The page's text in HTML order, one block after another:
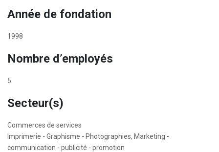
Année de fondation
1998
Nombre d’employés
5
Secteur(s)
Commerces de services
Imprimerie - Graphisme - Photographies, Marketing -
communication - publicité - promotion